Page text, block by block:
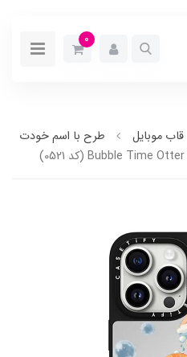
0
قاب موبایل
طرح با اسم خودت